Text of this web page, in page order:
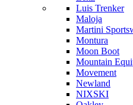
Luis Trenker
Maloja
Martini
Montura
Moon Boot
Mountain
Movement
Newland
NIXSKI